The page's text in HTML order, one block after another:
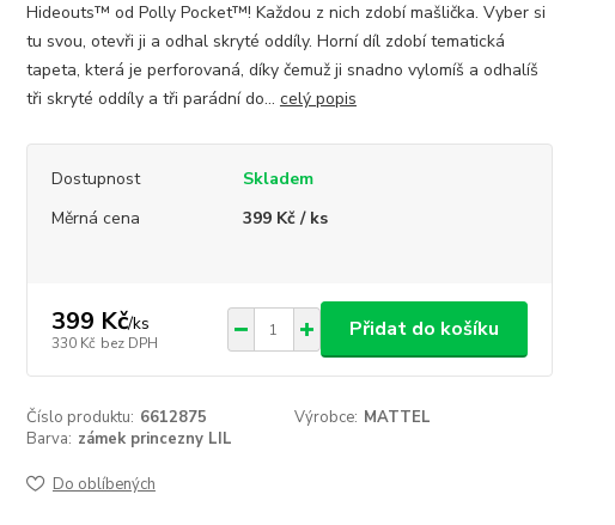
Hideouts™ od Polly Pocket™! Každou z nich zdobí mašlička. Vyber si
tu svou, otevři ji a odhal skryté oddíly. Horní díl zdobí tematická
tapeta, která je perforovaná, díky čemuž ji snadno vylomíš a odhalíš
tři skryté oddíly a tři parádní do... celý popis
Dostupnost
Skladem
Měrná cena
399 Kč / ks
399 Kč/ks
330 Kč bez DPH
Přidat do košíku
Číslo produktu: 6612875 Výrobce: MATTEL
Barva: zámek princezny LIL
Do oblíbených